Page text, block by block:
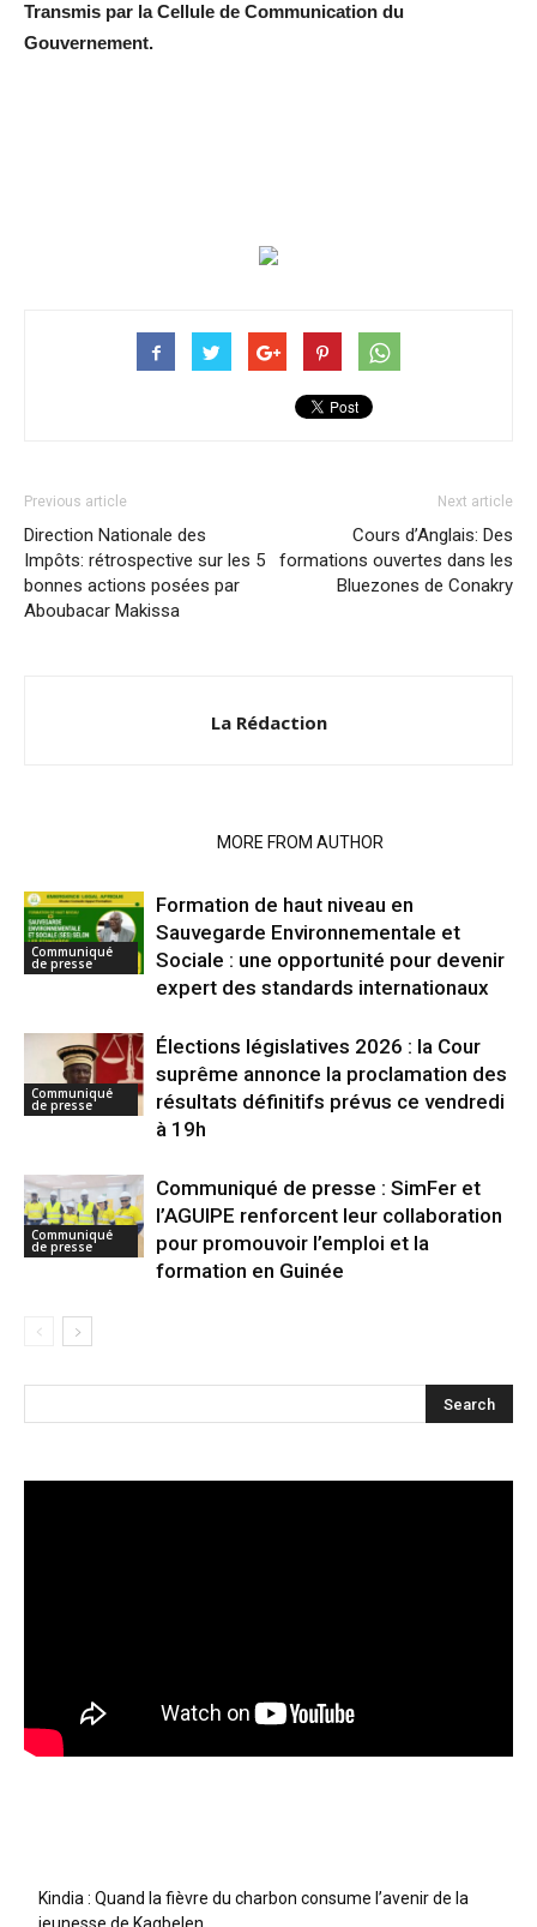
Transmis par la Cellule de Communication du
Gouvernement.
Previous article
Direction Nationale des
Impôts: rétrospective sur les 5
bonnes actions posées par
Aboubacar Makissa
Next article
Cours d’Anglais: Des
formations ouvertes dans les
Bluezones de Conakry
La Rédaction
MORE FROM AUTHOR
Communiqué
de presse
Formation de haut niveau en
Sauvegarde Environnementale et
Sociale : une opportunité pour devenir
expert des standards internationaux
Communiqué
de presse
Élections législatives 2026 : la Cour
suprême annonce la proclamation des
résultats définitifs prévus ce vendredi
à 19h
Communiqué
de presse
Communiqué de presse : SimFer et
l’AGUIPE renforcent leur collaboration
pour promouvoir l’emploi et la
formation en Guinée
Kindia : Quand la fièvre du charbon consume l’avenir de la